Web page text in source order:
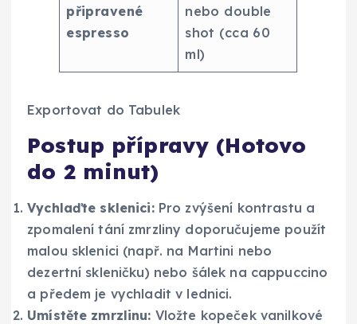
připravené
espresso
nebo double
shot (cca 60
ml)
Exportovat do Tabulek
Postup přípravy (Hotovo
do 2 minut)
Vychlaďte sklenici:Pro zvýšení kontrastu a
zpomalení tání zmrzliny doporučujeme použít
malou sklenici (např. na Martini nebo
dezertní skleničku) nebo šálek na cappuccino
a předem je vychladit v lednici.
Umístěte zmrzlinu: Vložte kopeček vanilkové